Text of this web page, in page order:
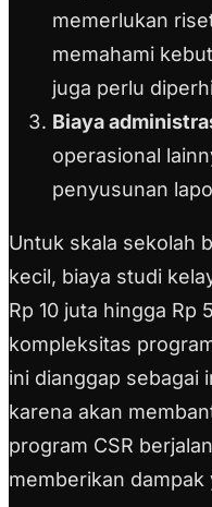
memerlukan
memahami
juga perlu
Biaya
operasional
penyusunan
Untuk skala sekolah
kecil, biaya studi
Rp 10 juta hingga Rp
kompleksitas
ini dianggap sebagai
karena akan
program CSR
memberikan dampak